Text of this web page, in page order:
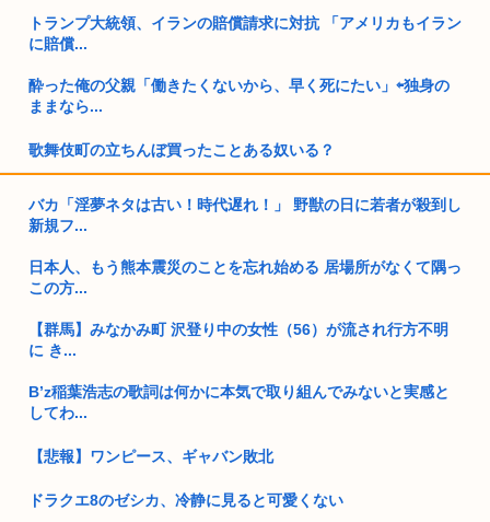
トランプ大統領、イランの賠償請求に対抗 「アメリカもイラン
に賠償...
酔った俺の父親「働きたくないから、早く死にたい」⇦独身の
ままなら...
歌舞伎町の立ちんぼ買ったことある奴いる？
の迅速...
涼しい~ 東京23℃ 横浜23.8℃ さいたま23.3℃ 宇都宮...
高市首相が8月15日に靖国神社に参拝したら
マジック・ザ・ギャザリング、ババア禁止に
日本の少子化、実は深刻ではなかったwww
挙ホラホ...
あともうすぐで地獄から安倍晋三が馬に乗って現世に帰ってく
るぞ！！
バカ「淫夢ネタは古い！時代遅れ！」 野獣の日に若者が殺到し
新規フ...
日本人、もう熊本震災のことを忘れ始める 居場所がなくて隅っ
この方...
【群馬】みなかみ町 沢登り中の女性（56）が流され行方不明
に き...
B’z稲葉浩志の歌詞は何かに本気で取り組んでみないと実感と
してわ...
【悲報】ワンピース、ギャバン敗北
ドラクエ8のゼシカ、冷静に見ると可愛くない